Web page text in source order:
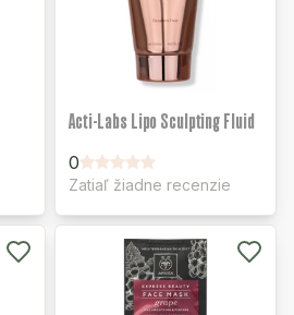
Acti-Labs Lipo Sculpting Fluid
0
Zatiaľ žiadne recenzie